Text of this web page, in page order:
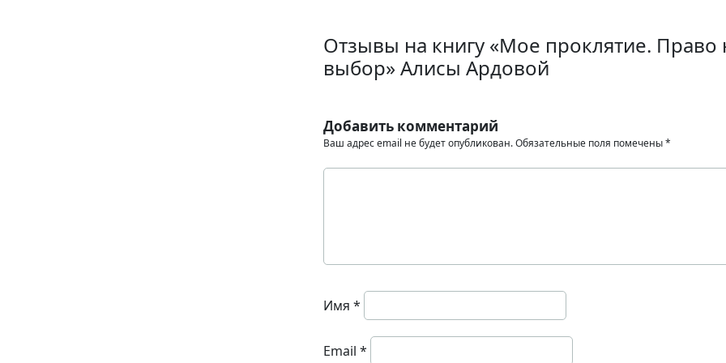
Отзывы на книгу «Мое проклятие. Право
выбор» Алисы Ардовой
Добавить комментарий
Ваш адрес email не будет опубликован.Обязательные поля помечены*
Имя *
Email *